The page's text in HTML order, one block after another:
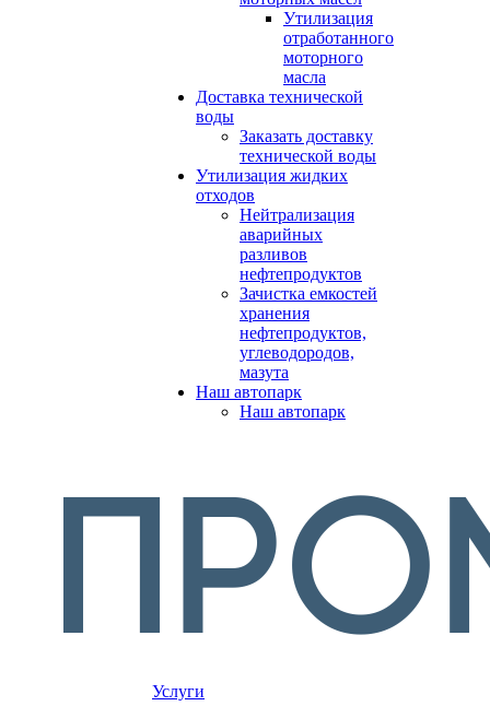
Утилизация
отработанного
моторного
масла
Доставка технической
воды
Заказать доставку
технической воды
Утилизация жидких
отходов
Нейтрализация
аварийных
разливов
нефтепродуктов
Зачистка емкостей
хранения
нефтепродуктов,
углеводородов,
мазута
Наш автопарк
Наш автопарк
Услуги